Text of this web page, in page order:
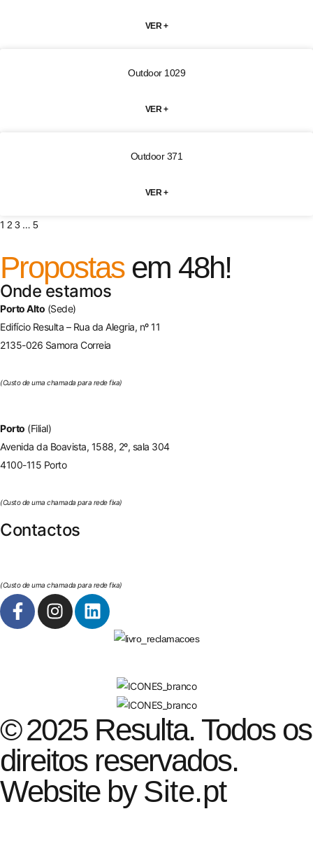
VER +
Outdoor 1029
VER +
Outdoor 371
VER +
1 2 3 … 5
Propostasem 48h!
Onde estamos
Porto Alto (Sede)
Edifício Resulta – Rua da Alegria, nº 11
2135-026 Samora Correia
(Custo de uma chamada para rede fixa)
Porto (Filial)
Avenida da Boavista, 1588, 2º, sala 304
4100-115 Porto
(Custo de uma chamada para rede fixa)
Contactos
(Custo de uma chamada para rede fixa)
© 2025 Resulta. Todos os
direitos reservados.
Website by Site.pt